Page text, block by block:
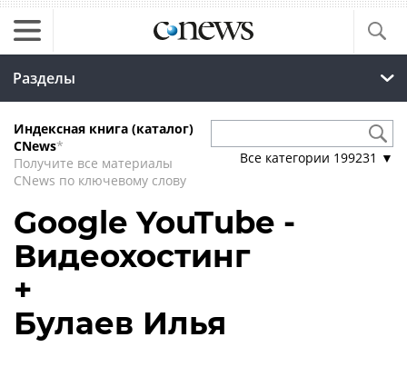
Разделы
Индексная книга (каталог)
CNews*
Получите все материалы
CNews по ключевому слову
Все категории 199231 ▼
Google YouTube -
Видеохостинг
+
Булаев Илья